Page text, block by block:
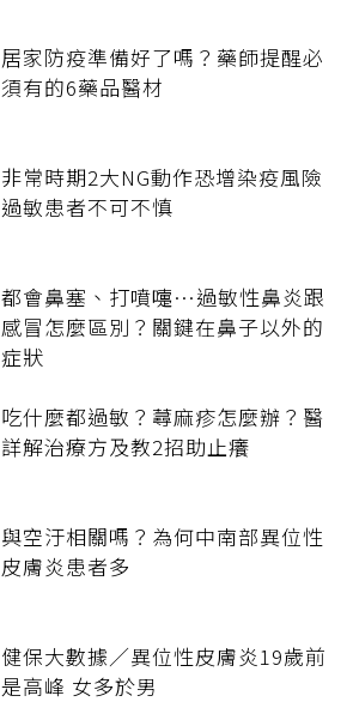
居家防疫準備好了嗎？藥師提醒必
須有的6藥品醫材
非常時期2大NG動作恐增染疫風險
過敏患者不可不慎
都會鼻塞、打噴嚏…過敏性鼻炎跟
感冒怎麼區別？關鍵在鼻子以外的
症狀
吃什麼都過敏？蕁麻疹怎麼辦？醫
詳解治療方及教2招助止癢
與空汙相關嗎？為何中南部異位性
皮膚炎患者多
健保大數據／異位性皮膚炎19歲前
是高峰 女多於男